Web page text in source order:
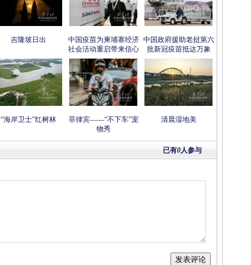
吉隆坡日出
中国疫苗为柬埔寨经济
社会活动重启带来信心
中国政府援助老挝第六
批新冠疫苗抵达万象
“海岸卫士”红树林
菲律宾——“不下车”宠
物秀
清晨湿地美
已有0人参与